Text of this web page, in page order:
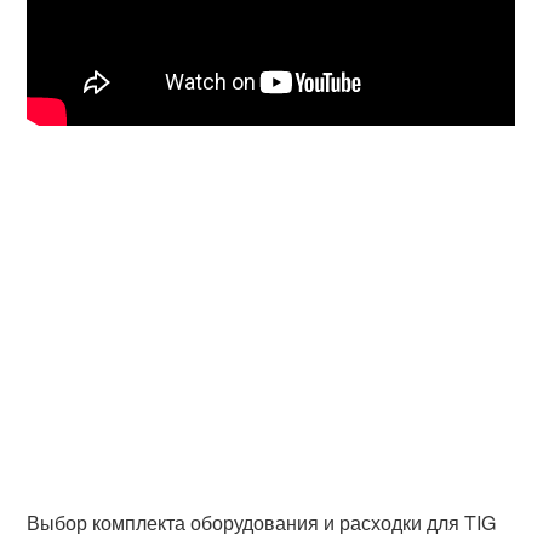
Выбор комплекта оборудования и расходки для TIG